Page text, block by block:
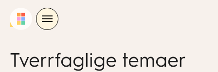
Tverrfaglige temaer